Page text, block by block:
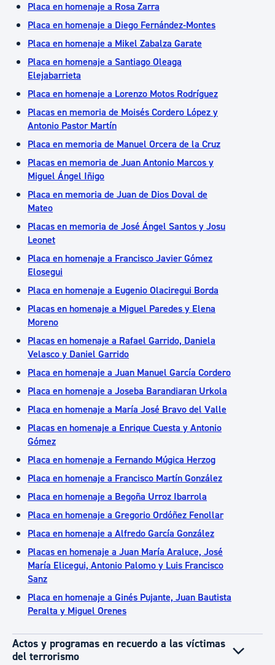
Placa en homenaje a Rosa Zarra
Placa en homenaje a Diego Fernández-Montes
Placa en homenaje a Mikel Zabalza Garate
Placa en homenaje a Santiago Oleaga
Elejabarrieta
Placa en homenaje a Lorenzo Motos Rodríguez
Placas en memoria de Moisés Cordero López y
Antonio Pastor Martín
Placa en memoria de Manuel Orcera de la Cruz
Placas en memoria de Juan Antonio Marcos y
Miguel Ángel Iñigo
Placa en memoria de Juan de Dios Doval de
Mateo
Placas en memoria de José Ángel Santos y Josu
Leonet
Placa en homenaje a Francisco Javier Gómez
Elosegui
Placa en homenaje a Eugenio Olaciregui Borda
Placas en homenaje a Miguel Paredes y Elena
Moreno
Placas en homenaje a Rafael Garrido, Daniela
Velasco y Daniel Garrido
Placa en homenaje a Juan Manuel García Cordero
Placa en homenaje a Joseba Barandiaran Urkola
Placa en homenaje a María José Bravo del Valle
Placas en homenaje a Enrique Cuesta y Antonio
Gómez
Placa en homenaje a Fernando Múgica Herzog
Placa en homenaje a Francisco Martín González
Placa en homenaje a Begoña Urroz Ibarrola
Placa en homenaje a Gregorio Ordóñez Fenollar
Placa en homenaje a Alfredo García González
Placas en homenaje a Juan María Araluce, José
María Elicegui, Antonio Palomo y Luis Francisco
Sanz
Placa en homenaje a Ginés Pujante, Juan Bautista
Peralta y Miguel Orenes
Actos y programas en recuerdo a las víctimas
del terrorismo